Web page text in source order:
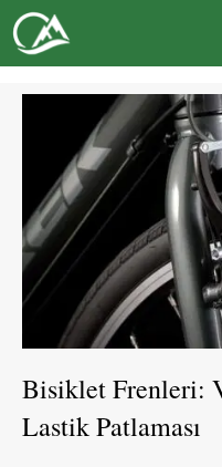
İçeriğe
atla
Bisiklet Frenleri:
Lastik Patlaması